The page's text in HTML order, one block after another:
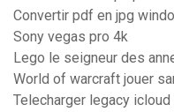
Convertir pdf en jpg
Sony vegas pro 4k
Lego le seigneur des
World of warcraft jouer
Telecharger legacy